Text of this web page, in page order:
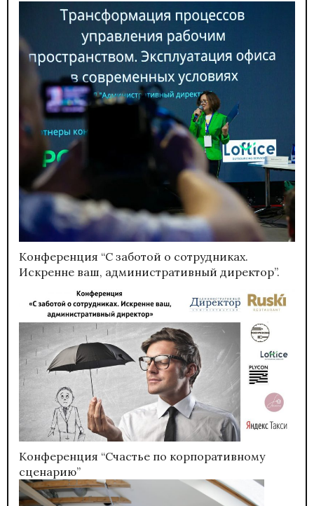
Конференция “С заботой о сотрудниках.
Искренне ваш, административный директор”.
Конференция “Счастье по корпоративному
сценарию”